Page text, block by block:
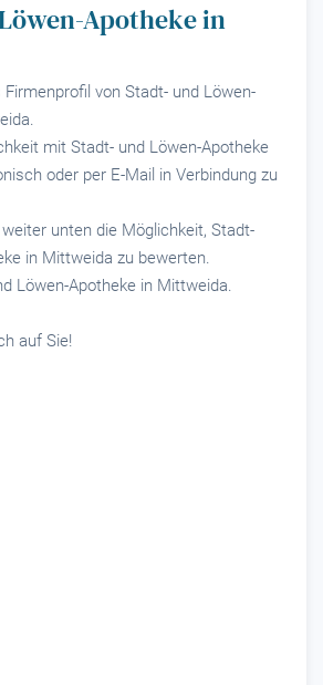
Apotheke in
von Stadt- und Löwen-
mit Stadt- und Löwen-Apotheke
oder per E-Mail in Verbindung zu
unten die Möglichkeit, Stadt-
in Mittweida zu bewerten.
Löwen-Apotheke in Mittweida.
auf Sie!